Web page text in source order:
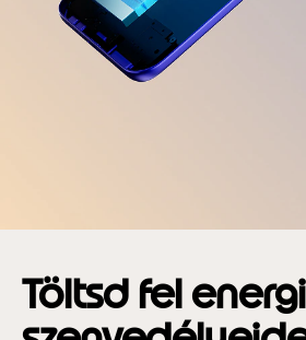
Töltsd fel